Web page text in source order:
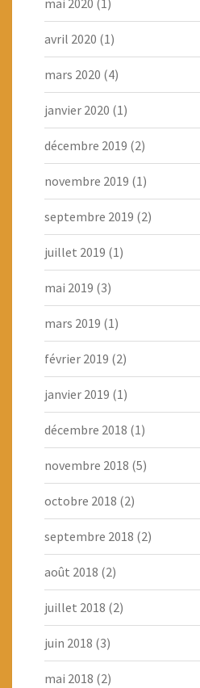
mai 2020 (1)
avril 2020 (1)
mars 2020 (4)
janvier 2020 (1)
décembre 2019 (2)
novembre 2019 (1)
septembre 2019 (2)
juillet 2019 (1)
mai 2019 (3)
mars 2019 (1)
février 2019 (2)
janvier 2019 (1)
décembre 2018 (1)
novembre 2018 (5)
octobre 2018 (2)
septembre 2018 (2)
août 2018 (2)
juillet 2018 (2)
juin 2018 (3)
mai 2018 (2)